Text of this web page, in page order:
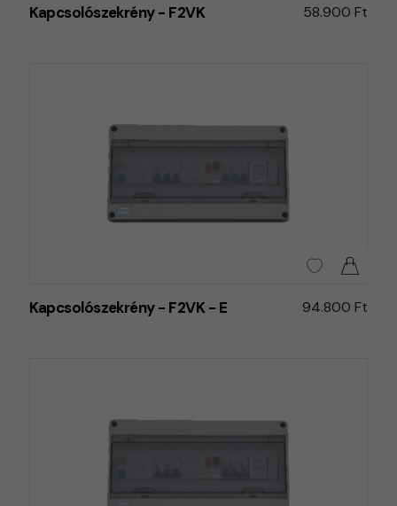
Kapcsolószekrény - F2VK 58.900 Ft
Kapcsolószekrény - F2VK - E 94.800 Ft